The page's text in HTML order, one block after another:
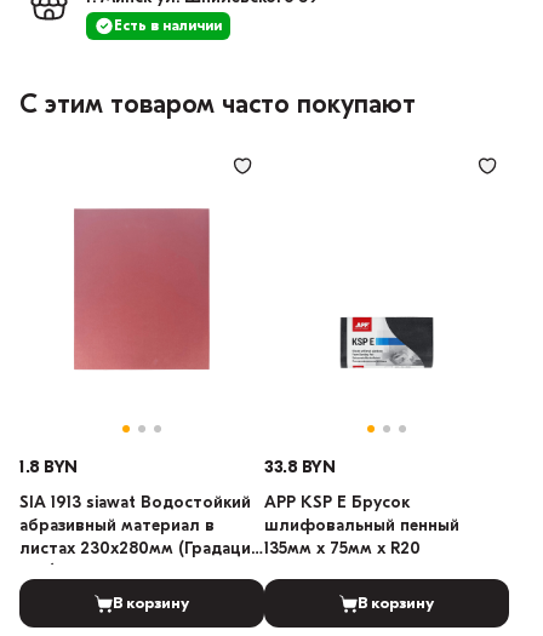
Есть в наличии
С этим товаром часто покупают
1.8 BYN
SIA 1913 siawat Водостойкий
абразивный материал в
листах 230х280мм (Градация:
В корзину
33.8 BYN
APP KSP E Брусок
шлифовальный пенный
135мм x 75мм х R20
В корзину